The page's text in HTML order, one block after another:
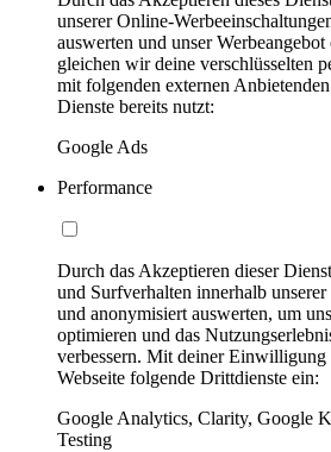
unserer Online-
auswerten und unser
gleichen wir deine verschlüsselten
mit folgenden externen
Dienste bereits nutzt:
Google Ads
Performance
Durch das Akzeptieren dieser
und Surfverhalten innerhalb
und anonymisiert auswerten, um
optimieren und das
verbessern. Mit deiner Einwilligung
Webseite folgende Drittdienste ein:
Google Analytics, Clarity, Google
Testing